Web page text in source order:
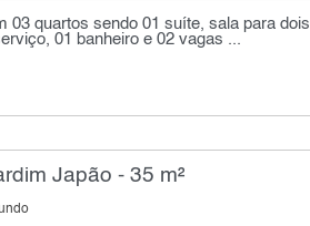
03 quartos sendo 01 suíte, sala para dois
01 banheiro e 02 vagas ...
Japão - 35 m²